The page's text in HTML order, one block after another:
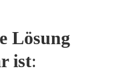
Lösung
ist: